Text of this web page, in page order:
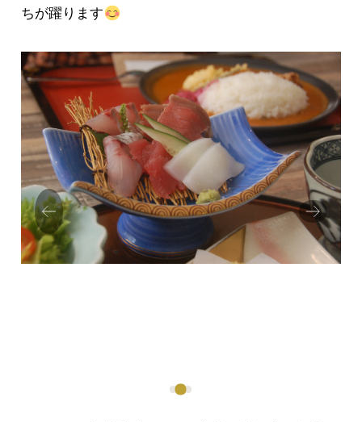
ちが躍ります
Prev
ious
Next